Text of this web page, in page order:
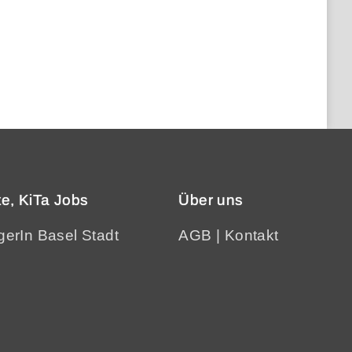
KiTa Jobs
Basel Stadt
Über uns
AGB | Kontakt